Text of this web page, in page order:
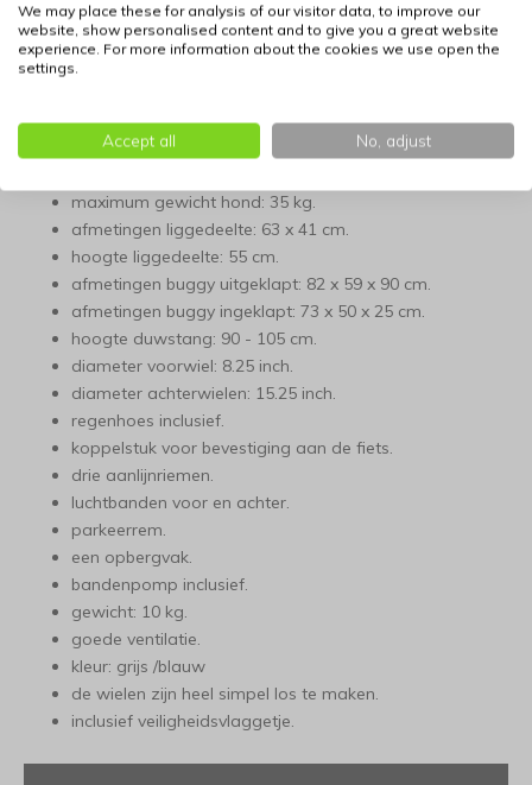
maar ook scheurbestendig en makkelijk afneembaar met een
vochtige doek. Het frame is opgebouwd uit een lichtgewicht
legering die toch de nodige stijfheid biedt voor gebruik als
Eigenschappen:
maximum gewicht hond: 35 kg.
afmetingen liggedeelte: 63 x 41 cm.
hoogte liggedeelte: 55 cm.
afmetingen buggy uitgeklapt: 82 x 59 x 90 cm.
afmetingen buggy ingeklapt: 73 x 50 x 25 cm.
hoogte duwstang: 90 - 105 cm.
diameter voorwiel: 8.25 inch.
diameter achterwielen: 15.25 inch.
regenhoes inclusief.
koppelstuk voor bevestiging aan de fiets.
drie aanlijnriemen.
luchtbanden voor en achter.
parkeerrem.
een opbergvak.
bandenpomp inclusief.
gewicht: 10 kg.
goede ventilatie.
kleur: grijs /blauw
de wielen zijn heel simpel los te maken.
inclusief veiligheidsvlaggetje.
We may place these for analysis of our visitor data, to improve our
website, show personalised content and to give you a great website
experience. For more information about the cookies we use open the
settings.
Accept all No, adjust